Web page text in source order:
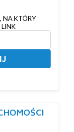
NA KTÓRY
LINK